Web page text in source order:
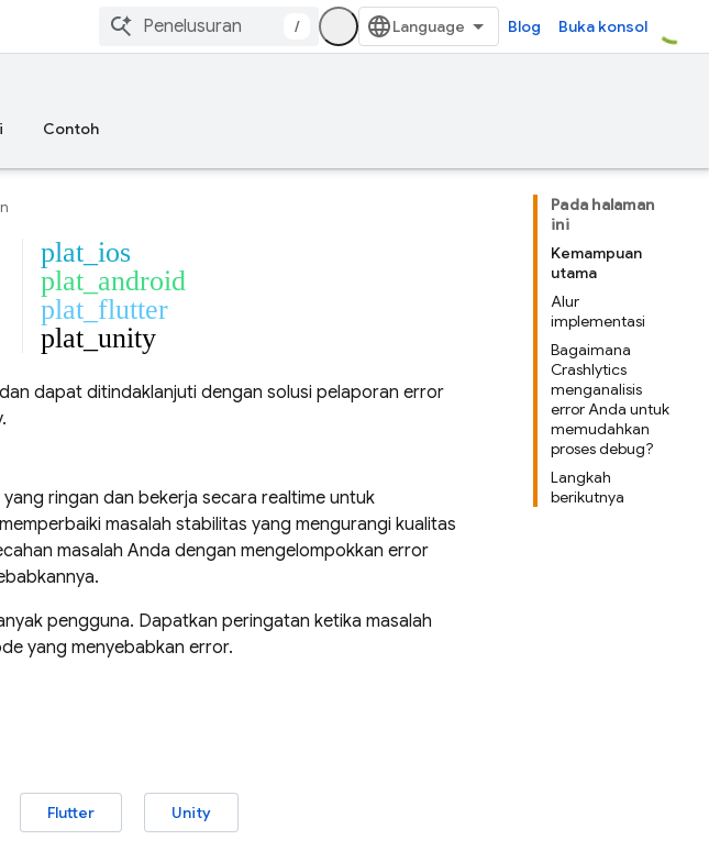
/ Blog Buka konsol
Contoh
Pada halaman
ini
Kemampuan
utama
Alur
implementasi
Bagaimana
Crashlytics
menganalisis
error Anda untuk
memudahkan
proses debug?
Langkah
berikutnya
plat_ios
plat_android
plat_flutter
plat_unity
dapat ditindaklanjuti dengan solusi pelaporan error
ringan dan bekerja secara realtime untuk
masalah stabilitas yang mengurangi kualitas
masalah Anda dengan mengelompokkan error
pengguna. Dapatkan peringatan ketika masalah
yang menyebabkan error.
Flutter Unity